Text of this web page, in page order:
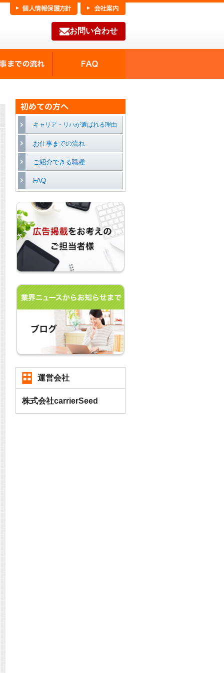
お問い合わせ
お仕事までの流れ
キャリア・リハが選ばれる理由
お仕事までの流れ
ご紹介できる職種
FAQ
運営会社
株式会社carrierSeed